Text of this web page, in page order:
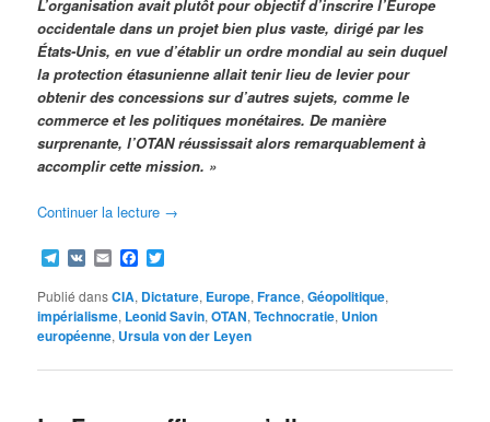
L’organisation avait plutôt pour objectif d’inscrire l’Europe
occidentale dans un projet bien plus vaste, dirigé par les
États-Unis, en vue d’établir un ordre mondial au sein duquel
la protection étasunienne allait tenir lieu de levier pour
obtenir des concessions sur d’autres sujets, comme le
commerce et les politiques monétaires. De manière
surprenante, l’OTAN réussissait alors remarquablement à
accomplir cette mission. »
Continuer la lecture →
Telegram
VK EmailFacebook
Publié dansCIA, Dictature, Europe,France,Géopolitique,
impérialisme, Leonid Savin,OTAN,Technocratie, Union
européenne, Ursula von der Leyen